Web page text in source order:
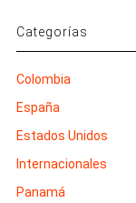
Categorías
Colombia
España
Estados Unidos
Internacionales
Panamá